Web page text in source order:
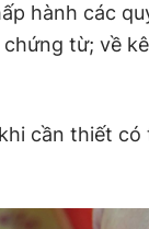
hành các
từ; về
cần thiết có